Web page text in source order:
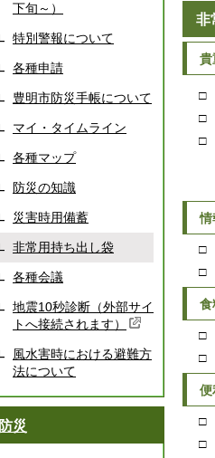
下旬～）
特別警報について
各種申請
豊明市防災手帳について
マイ・タイムライン
各種マップ
防災の知識
災害時用備蓄
非常用持ち出し袋
各種会議
地震10秒診断（外部サイ
トへ接続されます）
風水害時における避難方
法について
防災
非
貴
□
□
□
情
□
□
食
□
□
便
□
□